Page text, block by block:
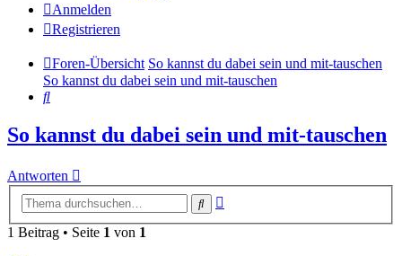
Anmelden
Registrieren
Foren-Übersicht So kannst du dabei sein und mit-tauschen
So kannst du dabei sein und mit-tauschen
Suche
So kannst du dabei sein und mit-tauschen
Antworten
Suche
1 Beitrag • Seite 1 von 1